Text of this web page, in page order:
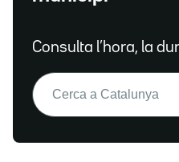
Consulta l’hora, la
Buscar: